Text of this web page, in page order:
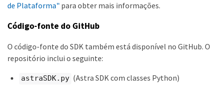
de Plataforma" para obter mais informações.
Código-fonte do GitHub
O código-fonte do SDK também está disponível no GitHub. O
repositório inclui o seguinte:
astraSDK.py (Astra SDK com classes Python)